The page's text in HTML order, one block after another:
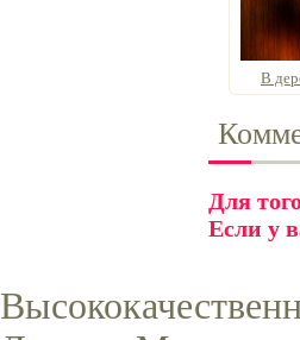
В
Для
Если у